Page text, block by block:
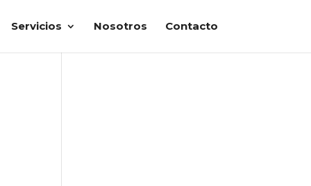
Servicios Nosotros Contacto